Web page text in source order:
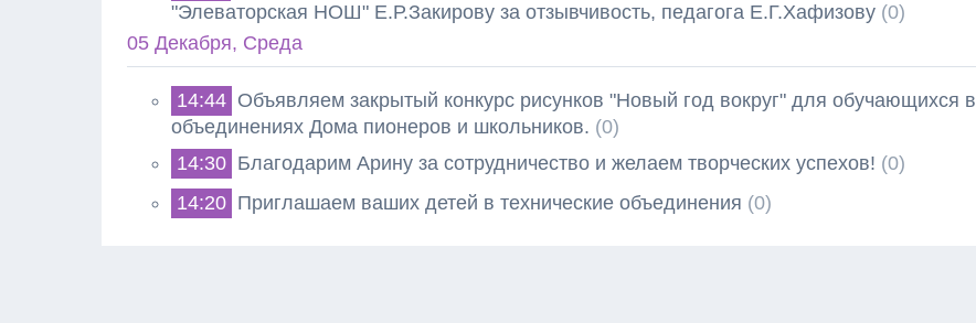
"Элеваторская НОШ" Е.Р.Закирову за отзывчивость, педагога Е.Г.Хафизову (0)
05 Декабря, Среда
14:44 Объявляем закрытый конкурс рисунков "Новый год вокруг" для обучающихся в
объединениях Дома пионеров и школьников. (0)
14:30 Благодарим Арину за сотрудничество и желаем творческих успехов! (0)
14:20 Приглашаем ваших детей в технические объединения (0)